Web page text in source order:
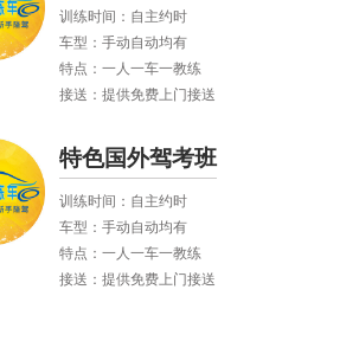
训练时间：自主约时
车型：手动自动均有
特点：一人一车一教练
接送：提供免费上门接送
特色国外驾考班
训练时间：自主约时
车型：手动自动均有
特点：一人一车一教练
接送：提供免费上门接送